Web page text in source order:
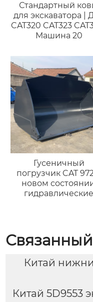
Стандартный
для экскаватора |
CAT320 CAT323
Машина 20
Гусеничный
погрузчик CAT
новом
гидравлические
Связанный
Китай
Китай 5D9553